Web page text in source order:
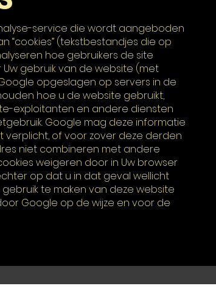
service die wordt aangeboden
“cookies” (tekstbestandjes die op
hoe gebruikers de site
gebruik van de website (met
opgeslagen op servers in de
hoe u de website gebruikt,
exploitanten en andere diensten
Google mag deze informatie
of voor zover deze derden
niet combineren met andere
weigeren door in Uw browser
op dat u in dat geval wellicht
te maken van deze website
Google op de wijze en voor de